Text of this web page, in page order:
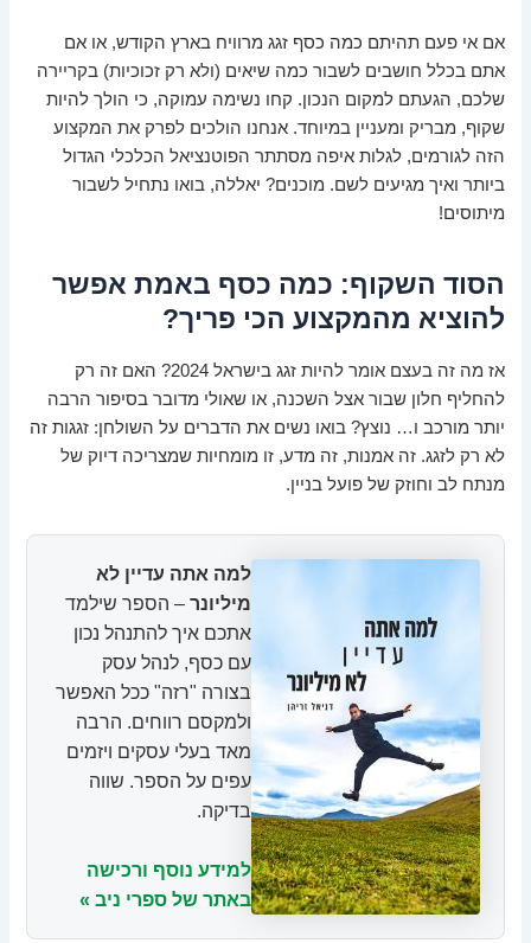
אם אי פעם תהיתם כמה כסף זגג מרוויח בארץ הקודש, או אם
אתם בכלל חושבים לשבור כמה שיאים (ולא רק זכוכיות) בקריירה
שלכם, הגעתם למקום הנכון. קחו נשימה עמוקה, כי הולך להיות
שקוף, מבריק ומעניין במיוחד. אנחנו הולכים לפרק את המקצוע
הזה לגורמים, לגלות איפה מסתתר הפוטנציאל הכלכלי הגדול
ביותר ואיך מגיעים לשם. מוכנים? יאללה, בואו נתחיל לשבור
מיתוסים!
הסוד השקוף: כמה כסף באמת אפשר
להוציא מהמקצוע הכי פריך?
אז מה זה בעצם אומר להיות זגג בישראל 2024? האם זה רק
להחליף חלון שבור אצל השכנה, או שאולי מדובר בסיפור הרבה
יותר מורכב ו… נוצץ? בואו נשים את הדברים על השולחן: זגגות זה
לא רק לזגג. זה אמנות, זה מדע, זו מומחיות שמצריכה דיוק של
מנתח לב וחוזק של פועל בניין.
למה אתה עדיין לא
מיליונר – הספר שילמד
אתכם איך להתנהל נכון
עם כסף, לנהל עסק
בצורה "רזה" ככל האפשר
ולמקסם רווחים. הרבה
מאד בעלי עסקים ויזמים
עפים על הספר. שווה
בדיקה.
למידע נוסף ורכישה
באתר של ספרי ניב »